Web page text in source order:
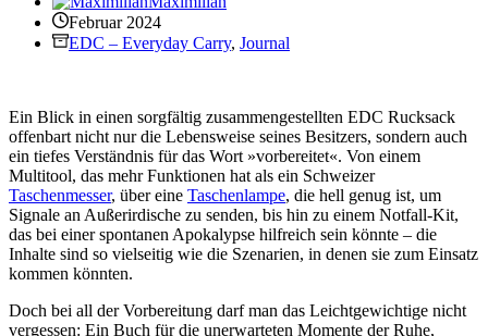
Februar 2024
EDC – Everyday Carry, Journal
Ein Blick in einen sorgfältig zusammengestellten EDC Rucksack
offenbart nicht nur die Lebensweise seines Besitzers, sondern auch
ein tiefes Verständnis für das Wort »vorbereitet«. Von einem
Multitool, das mehr Funktionen hat als ein Schweizer
Taschenmesser, über eine Taschenlampe, die hell genug ist, um
Signale an Außerirdische zu senden, bis hin zu einem Notfall-Kit,
das bei einer spontanen Apokalypse hilfreich sein könnte – die
Inhalte sind so vielseitig wie die Szenarien, in denen sie zum Einsatz
kommen könnten.
Doch bei all der Vorbereitung darf man das Leichtgewichtige nicht
vergessen: Ein Buch für die unerwarteten Momente der Ruhe,